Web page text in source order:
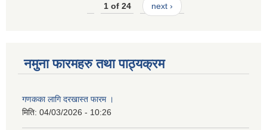
1 of 24 next ›
नमुना फारमहरु तथा पाठ्यक्रम
गणकका लागि दरखास्त फारम ।
मिति: 04/03/2026 - 10:26